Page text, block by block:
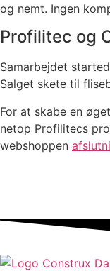
og nemt. Ingen
Profilitec og
Samarbejdet
Salget skete til
For at skabe en
netop Profilitecs
webshoppen